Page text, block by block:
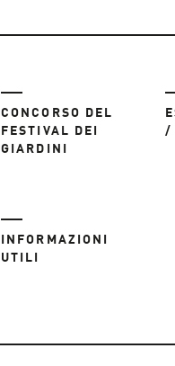
CONCORSO DEL
FESTIVAL DEI
GIARDINI
/
INFORMAZIONI
UTILI